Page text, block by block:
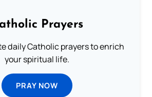
Prayers
daily Catholic prayers to enrich
your spiritual life.
PRAY NOW